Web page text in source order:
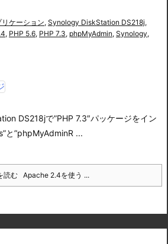
ケーション, Synology DiskStation DS218j,
, PHP 5.6, PHP 7.3, phpMyAdmin, Synology,
DS218jで”PHP 7.3″パッケージをイン
と”phpMyAdminR ...
読む Apache 2.4を使う ...